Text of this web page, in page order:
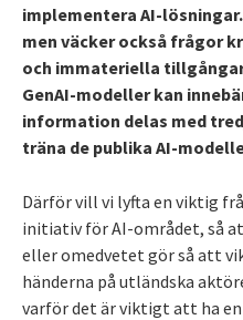
implementera AI-
men väcker också frågor
och immateriella
GenAI-modeller kan
information delas med
träna de publika AI-
Därför vill vi lyfta en viktig
initiativ för AI-området, så
eller omedvetet gör så att
händerna på utländska
varför det är viktigt att ha